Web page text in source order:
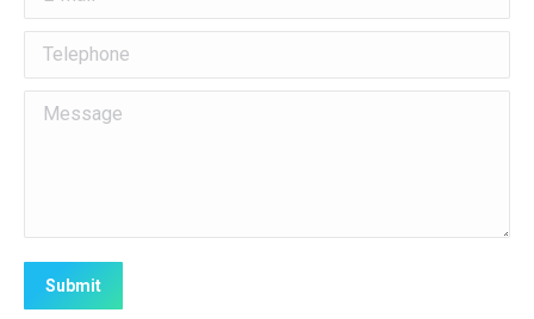
Telephone
Message
Submit